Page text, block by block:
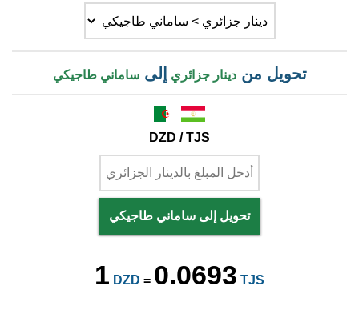
تحويل مندينار جزائري إلىساماني طاجيكي
DZD / TJS
تحويل إلى ساماني طاجيكي
1 DZD = 0.0693 TJS